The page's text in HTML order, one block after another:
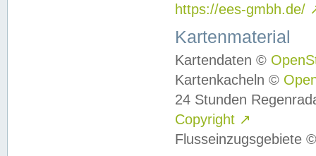
https://ees-gmbh.de/
Kartenmaterial
Kartendaten ©
Kartenkacheln ©
24 Stunden
Copyright ↗
Flusseinzugsgebiete